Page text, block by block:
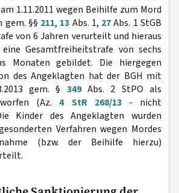
1.11.2011 wegen Beihilfe zum Mord
gem. §§ 211, 13 Abs. 1, 27Abs. 1 StGB
von 6 Jahren verurteilt und hieraus
Gesamtfreiheitstrafe von sechs
Monaten gebildet. Die hiergegen
des Angeklagten hat der BGH mit
gem. § 349Abs. 2 StPO als
(Az.4 StR 268/13- nicht
Kinder des Angeklagten wurden
Verfahren wegen Mordes
(bzw. der Beihilfe hierzu)